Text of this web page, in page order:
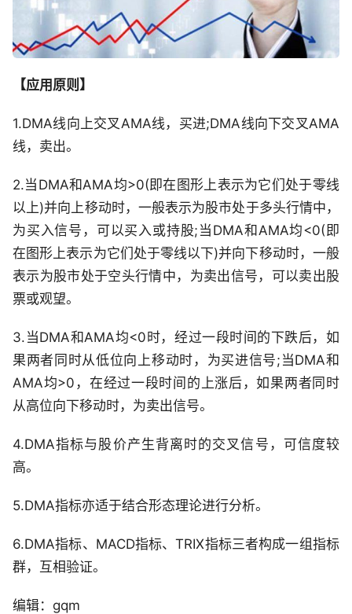
【应用原则】
1.DMA线向上交叉AMA线，买进;DMA线向下交叉AMA
线，卖出。
2.当DMA和AMA均>0(即在图形上表示为它们处于零线
以上)并向上移动时，一般表示为股市处于多头行情中，
为买入信号，可以买入或持股;当DMA和AMA均<0(即
在图形上表示为它们处于零线以下)并向下移动时，一般
表示为股市处于空头行情中，为卖出信号，可以卖出股
票或观望。
3.当DMA和AMA均<0时，经过一段时间的下跌后，如
果两者同时从低位向上移动时，为买进信号;当DMA和
AMA均>0，在经过一段时间的上涨后，如果两者同时
从高位向下移动时，为卖出信号。
4.DMA指标与股价产生背离时的交叉信号，可信度较
高。
5.DMA指标亦适于结合形态理论进行分析。
6.DMA指标、MACD指标、TRIX指标三者构成一组指标
群，互相验证。
编辑：gqm